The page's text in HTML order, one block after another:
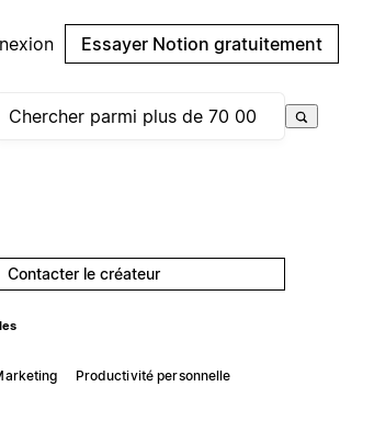
Essayer Notion gratuitement
Contacter le créateur
Productivité personnelle